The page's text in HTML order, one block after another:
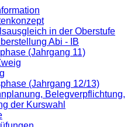
in der Oberstufe
Abi - IB
(Jahrgang 11)
(Jahrgang 12/13)
Belegverpflichtung,
der Kurswahl